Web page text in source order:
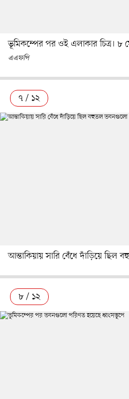
ভূমিকম্পের পর ওই এলাকার চিত্র। ৮
এএফপি
৭ / ১২
আন্তাকিয়ায় সারি বেঁধে দাঁড়িয়ে
৮ / ১২